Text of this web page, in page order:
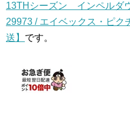
13THシーズン インペルダ
29973 / エイベックス・ピク
送】 です。